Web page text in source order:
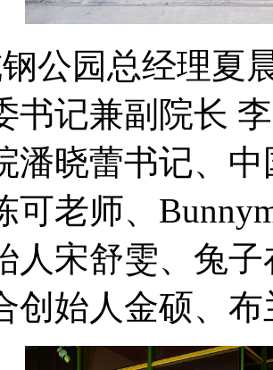
园总经理夏晨
书记兼副院长
潘晓蕾书记、
可老师、
人宋舒雯、兔
创始人金硕、